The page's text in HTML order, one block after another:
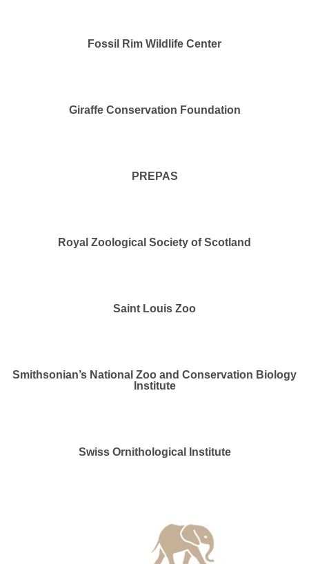
Fossil Rim Wildlife Center
Giraffe Conservation Foundation
PREPAS
Royal Zoological Society of Scotland
Saint Louis Zoo
Smithsonian’s National Zoo and Conservation Biology
Institute
Swiss Ornithological Institute